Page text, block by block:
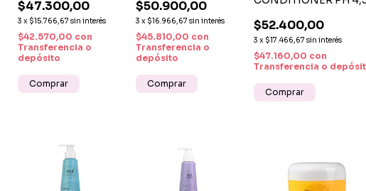
HIDRATACIÓN
PROFUNDA
$47.300,00
3 x $15.766,67 sin interés
$42.570,00 con
Transferencia o
depósito
PARA CABELLO
TEÑIDO PH 4,5
$50.900,00
3 x $16.966,67 sin interés
$45.810,00 con
Transferencia o
depósito
ACONDICIONADOR
PARA CABELLO
$52.400,00
3 x $17.466,67 sin interés
$47.160,00 con
Transferencia o